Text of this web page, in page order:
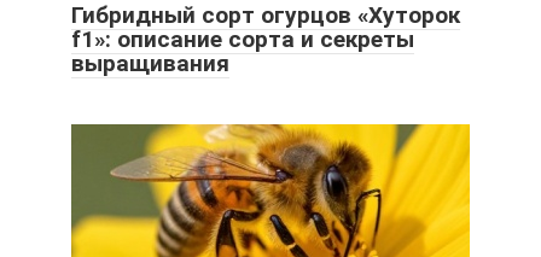
Гибридный сорт огурцов «Хуторок
f1»: описание сорта и секреты
выращивания